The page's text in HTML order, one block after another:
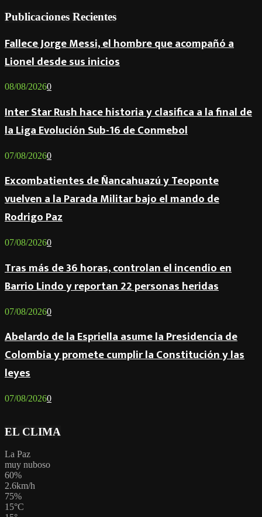
Publicaciones Recientes
Fallece Jorge Messi, el hombre que acompañó a
Lionel desde sus inicios
08/08/20260
Inter Star Rush hace historia y clasifica a la final de
la Liga Evolución Sub-16 de Conmebol
07/08/20260
Excombatientes de Ñancahuazú y Teoponte
vuelven a la Parada Militar bajo el mando de
Rodrigo Paz
07/08/20260
Tras más de 36 horas, controlan el incendio en
Barrio Lindo y reportan 22 personas heridas
07/08/20260
Abelardo de la Espriella asume la Presidencia de
Colombia y promete cumplir la Constitución y las
leyes
07/08/20260
EL CLIMA
La Paz
muy nuboso
60%
2.6km/h
75%
15°C